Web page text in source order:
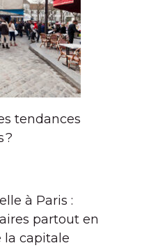
tendances
?
à Paris :
partout en
la capitale